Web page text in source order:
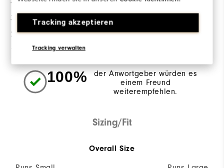
Tracking akzeptieren
Tracking verwalten
4 Sterne
3 Sterne
2 Sterne
1 Stern
100%
der Anwortgeber würden es
einem Freund
weiterempfehlen.
Sizing/Fit
Overall Size